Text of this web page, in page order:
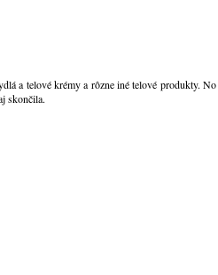
a telové krémy a rôzne iné telové produkty. No
skončila.